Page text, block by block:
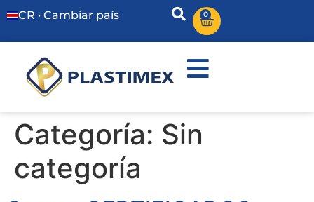
CR · Cambiar país 0
Categoría: Sin
categoría